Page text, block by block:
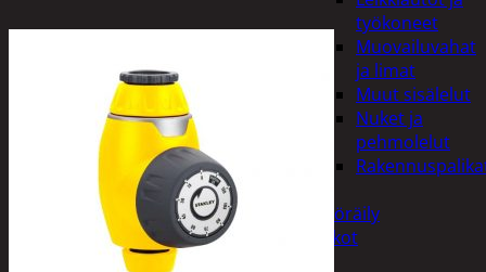
työkoneet
Muovailuvahat
ja limat
Muut sisälelut
Nuket ja
pehmolelut
Polkupyöräily
Lukot